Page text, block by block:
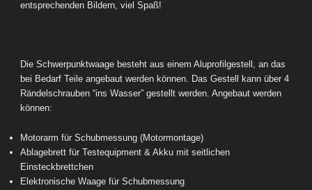
entsprechenden Bildern, viel Spaß!
Die Schwerpunktwaage besteht aus einem Aluprofilgestell, an das
bei Bedarf Teile angebaut werden können. Das Gestell kann über 4
Rändelschrauben “ins Wasser” gestellt werden. Angebaut werden
können:
Motorarm für Schubmessung (Motormontage)
Ablagebrett für Testequipment & Akku mit seitlichen
Einsteckbrettchen
Elektronische Waage für Schubmessung